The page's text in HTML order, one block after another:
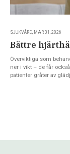
SJUKVÅRD, MAR 31, 2026
Bättre
Överviktiga som
ner i vikt – de får
patienter gråter av